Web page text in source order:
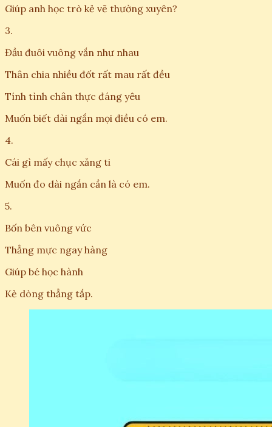
Giúp anh học trò kẻ vẽ thường xuyên?
3.
Đầu đuôi vuông vắn như nhau
Thân chia nhiều đốt rất mau rất đều
Tính tình chân thực đáng yêu
Muốn biết dài ngắn mọi điều có em.
4.
Cái gì mấy chục xăng ti
Muốn đo dài ngắn cần là có em.
5.
Bốn bên vuông vức
Thẳng mực ngay hàng
Giúp bé học hành
Kẻ dòng thẳng tắp.